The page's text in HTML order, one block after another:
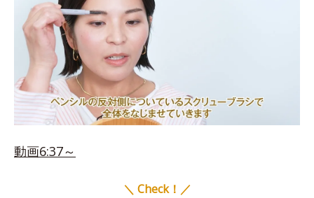
動画6:37～
＼ Check！／